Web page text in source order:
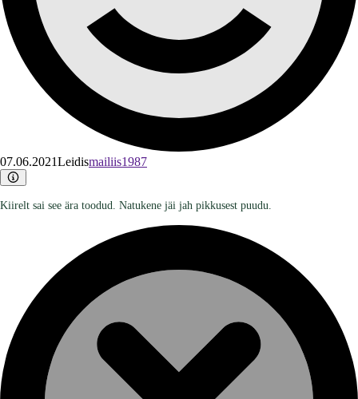
07.06.2021Leidismailiis1987
Kiirelt sai see ära toodud. Natukene jäi jah pikkusest puudu.